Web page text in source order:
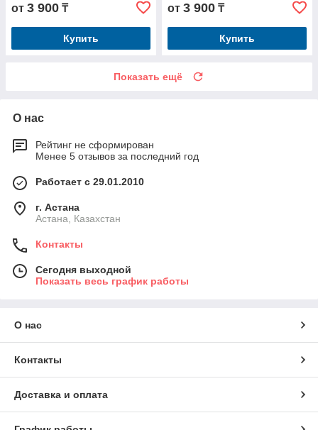
от 3 900 ₸
Купить
от 3 900 ₸
Купить
Показать ещё
О нас
Рейтинг не сформирован
Менее 5 отзывов за последний год
Работает с 29.01.2010
г. Астана
Астана, Казахстан
Контакты
Сегодня выходной
Показать весь график работы
О нас
Контакты
Доставка и оплата